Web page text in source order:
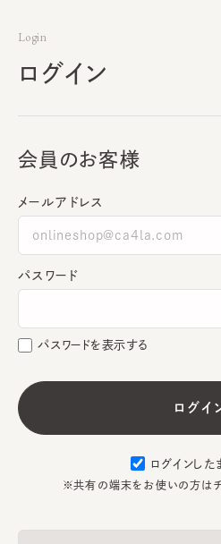
Login
ログイン
会員のお客様
メールアドレス
パスワード
パスワードを表示する
ログインした
※共有の端末をお使いの方はチ